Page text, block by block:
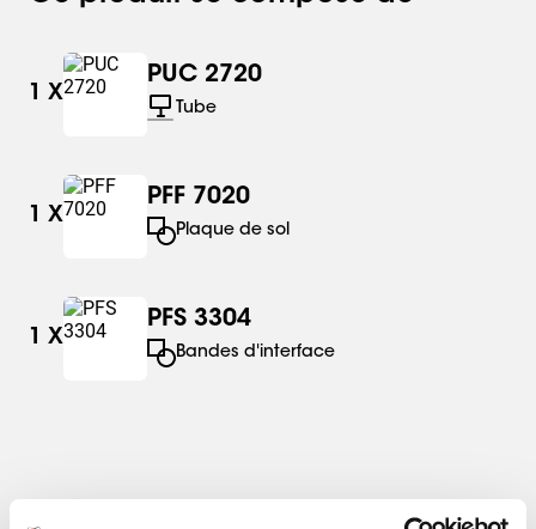
1 X
PUC 2720
Tube
1 X
PFF 7020
Plaque de sol
1 X
PFS 3304
Bandes d'interface